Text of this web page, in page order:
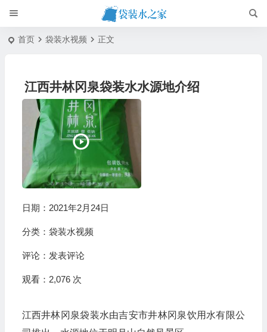
首页 袋装水视频 正文
江西井林冈泉袋装水水源地介绍
日期：2021年2月24日
分类： 袋装水视频
评论： 发表评论
观看：2,076 次
江西井林冈泉袋装水由吉安市井林冈泉饮用水有限公